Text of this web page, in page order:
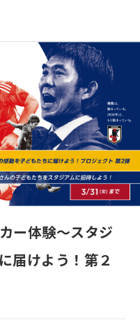
ー体験～スタジ
届けよう！第２